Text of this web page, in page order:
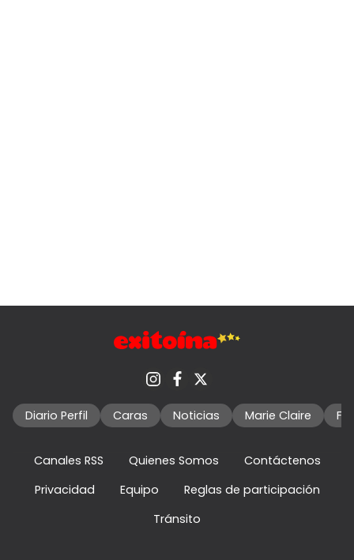
Diario Perfil Caras Noticias Marie Claire
Canales RSS Quienes Somos
Contáctenos
Privacidad
Equipo
Reglas de participación
Tránsito